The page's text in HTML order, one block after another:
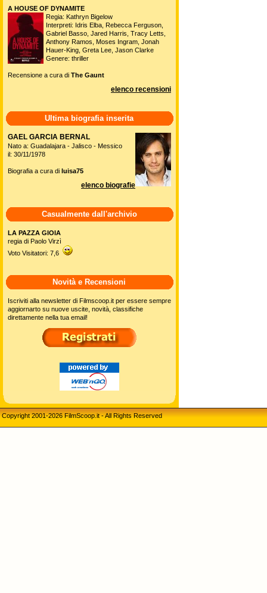
A HOUSE OF DYNAMITE
Regia: Kathryn Bigelow
Interpreti: Idris Elba, Rebecca Ferguson,
Gabriel Basso, Jared Harris, Tracy Letts,
Anthony Ramos, Moses Ingram, Jonah
Hauer-King, Greta Lee, Jason Clarke
Genere: thriller
Recensione a cura di The Gaunt
elenco recensioni
Ultima biografia inserita
GAEL GARCIA BERNAL
Nato a: Guadalajara - Jalisco - Messico
il: 30/11/1978
Biografia a cura di luisa75
elenco biografie
Casualmente dall'archivio
LA PAZZA GIOIA
regia di Paolo Virzì
Voto Visitatori: 7,6
Novità e Recensioni
Iscriviti alla newsletter di Filmscoop.it per essere sempre
aggiornarto su nuove uscite, novità, classifiche
direttamente nella tua email!
Copyright 2001-2026 FilmScoop.it - All Rights Reserved